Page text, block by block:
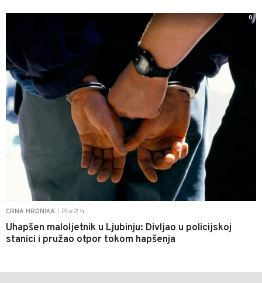
CRNA HRONIKA Pre 2 h
Uhapšen maloljetnik u Ljubinju: Divljao u policijskoj
stanici i pružao otpor tokom hapšenja
0